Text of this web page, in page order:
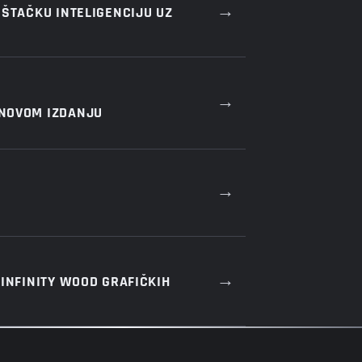
INTELIGENCIJU UZ →
IZDANJU →
→
WOOD GRAFIČKIH →